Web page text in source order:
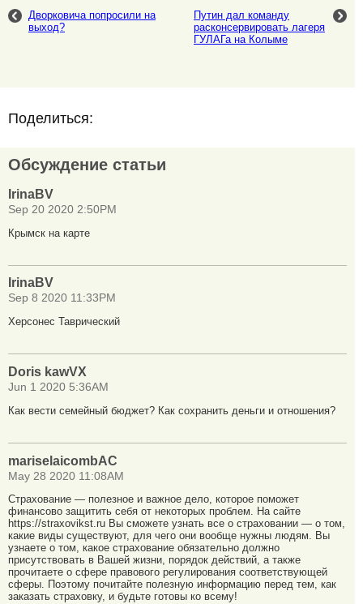
Дворковича попросили на
выход?
Путин дал команду
расконсервировать лагеря
ГУЛАГа на Колыме
Поделиться:
Обсуждение статьи
IrinaBV
Sep 20 2020 2:50PM
Крымск на карте
IrinaBV
Sep 8 2020 11:33PM
Херсонес Таврический
Doris kawVX
Jun 1 2020 5:36AM
Как вести семейный бюджет? Как сохранить деньги и отношения?
mariselaicombAC
May 28 2020 11:08AM
Страхование — полезное и важное дело, которое поможет
финансово защитить себя от некоторых проблем. На сайте
https://straxovikst.ru Вы сможете узнать все о страховании — о том,
какие виды существуют, для чего они вообще нужны людям. Вы
узнаете о том, какое страхование обязательно должно
присутствовать в Вашей жизни, порядок действий, а также
прочитаете о сфере правового регулирования соответствующей
сферы. Поэтому почитайте полезную информацию перед тем, как
заказать страховку, и будьте готовы ко всему!